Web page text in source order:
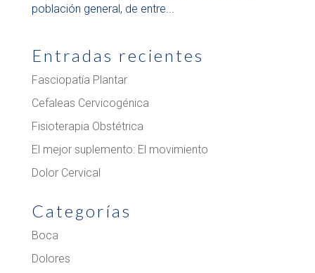
población general, de entre...
Entradas recientes
Fasciopatía Plantar
Cefaleas Cervicogénica
Fisioterapia Obstétrica
El mejor suplemento: El movimiento
Dolor Cervical
Categorías
Boca
Dolores